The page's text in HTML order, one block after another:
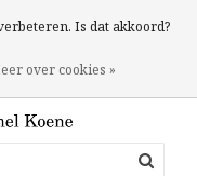
0 Artikelen
Is dat akkoord?
over cookies »